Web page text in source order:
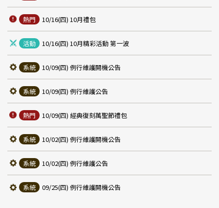
熱門 10/16(四) 10月禮包
活動 10/16(四) 10月精彩活動 第一波
系統 10/09(四) 例行維護開機公告
系統 10/09(四) 例行維護公告
熱門 10/09(四) 經典復刻萬聖節禮包
系統 10/02(四) 例行維護開機公告
系統 10/02(四) 例行維護公告
系統 09/25(四) 例行維護開機公告